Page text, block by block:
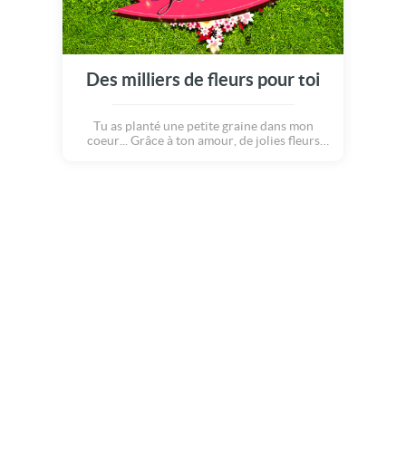
Des milliers de fleurs pour toi
Tu as planté une petite graine dans mon
coeur... Grâce à ton amour, de jolies fleurs